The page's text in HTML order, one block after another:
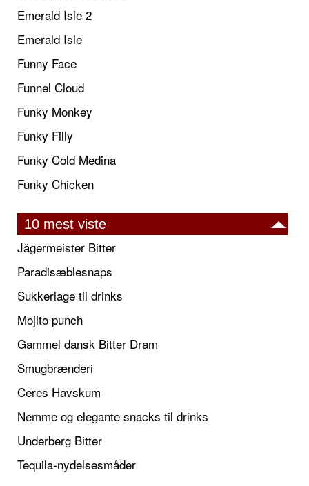
Emerald Isle 2
Emerald Isle
Funny Face
Funnel Cloud
Funky Monkey
Funky Filly
Funky Cold Medina
Funky Chicken
10 mest viste
Jägermeister Bitter
Paradisæblesnaps
Sukkerlage til drinks
Mojito punch
Gammel dansk Bitter Dram
Smugbrænderi
Ceres Havskum
Nemme og elegante snacks til drinks
Underberg Bitter
Tequila-nydelsesmåder